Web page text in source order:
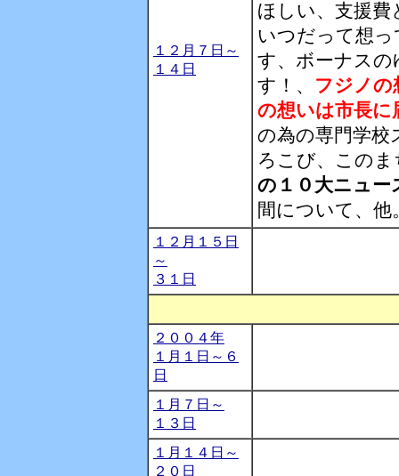
１２月７日～
１４日
ほしい、支援費
いつだって想
す、ボーナスの
す！、 フジノの
の想いは市長に
の為の専門学校
ろこび、この
の１０大ニュー
間について、他
１２月１５日
～
３１日
２００４年
１月１日～６
日
１月７日～
１３日
１月１４日～
２０日